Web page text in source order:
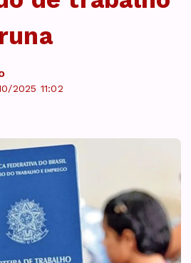
2025 11:02